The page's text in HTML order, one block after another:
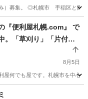
）募集。 ◎札幌市 手稲区と
雪作業
便利屋札幌.com』 で
。「草刈り」「片付
8月5日
でも屋です。札幌市を中心に